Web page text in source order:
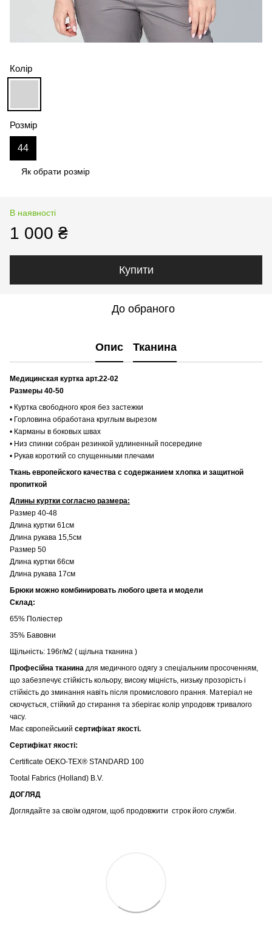
Колір
Розмір
44
Як обрати розмір
В наявності
1 000 ₴
Купити
До обраного
Опис Тканина
Медицинская куртка арт.22-02
Размеры 40-50
• Куртка свободного кроя без застежки
• Горловина обработана круглым вырезом
• Карманы в боковых швах
• Низ спинки собран резинкой удлиненный посередине
• Рукав короткий со спущенными плечами
Ткань европейского качества с содержанием хлопка и защитной
пропиткой
Длины куртки согласно размера:
Размер 40-48
Длина куртки 61см
Длина рукава 15,5см
Размер 50
Длина куртки 66см
Длина рукава 17см
Брюки можно комбинировать любого цвета и модели
Склад:
65% Поліестер
35% Бавовни
Щільність: 196г/м2 ( щільна тканина )
Професійна тканина для медичного одягу з спеціальним просоченням,
що забезпечує стійкість кольору, високу міцність, низьку прозорість і
стійкість до зминання навіть після промислового прання. Матеріал не
скочується, стійкий до стирання та зберігає колір упродовж тривалого
часу.
Має європейський сертифікат якості.
Сертифікат якості:
Certificate OEKO-TEX® STANDARD 100
Tootal Fabrics (Holland) B.V.
ДОГЛЯД
Доглядайте за своїм одягом, щоб продовжити строк його служби.